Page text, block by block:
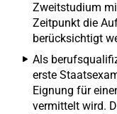
Zweitstudium
Zeitpunkt die
berücksichtigt
Als
erste
Eignung für
vermittelt wird.